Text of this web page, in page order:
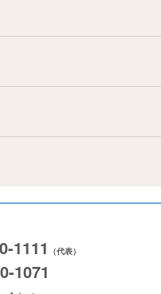
1111 （代表）
1071